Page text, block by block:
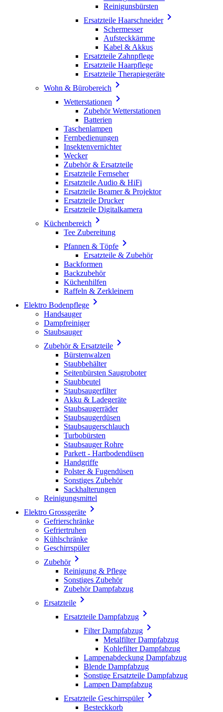
Reinigunsbürsten
Ersatzteile Haarschneider
Schermesser
Aufsteckkämme
Kabel & Akkus
Ersatzteile Zahnpflege
Ersatzteile Haarpflege
Ersatzteile Therapiegeräte
Wohn & Bürobereich 
Wetterstationen 
Zubehör Wetterstationen
Batterien
Taschenlampen
Fernbedienungen
Insektenvernichter
Wecker
Zubehör & Ersatzteile
Ersatzteile Fernseher
Ersatzteile Audio & HiFi
Ersatzteile Beamer & Projektor
Ersatzteile Drucker
Ersatzteile Digitalkamera
Küchenbereich 
Tee Zubereitung
Pfannen & Töpfe 
Ersatzteile & Zubehör
Backformen
Backzubehör
Küchenhilfen
Raffeln & Zerkleinern
Elektro Bodenpflege 
Handsauger
Dampfreiniger
Staubsauger
Zubehör & Ersatzteile 
Bürstenwalzen
Staubbehälter
Seitenbürsten Saugroboter
Staubbeutel
Staubsaugerfilter
Akku & Ladegeräte
Staubsaugerräder
Staubsaugerdüsen
Staubsaugerschlauch
Turbobürsten
Staubsauger Rohre
Parkett - Hartbodendüsen
Handgriffe
Polster & Fugendüsen
Sonstiges Zubehör
Sackhalterungen
Reinigungsmittel
Elektro Grossgeräte 
Gefrierschränke
Gefriertruhen
Kühlschränke
Geschirrspüler
Zubehör
Reinigung & Pflege
Sonstiges Zubehör
Zubehör Dampfabzug
Ersatzteile 
Ersatzteile Dampfabzug 
Filter Dampfabzug 
Metalfilter Dampfabzug
Kohlefilter Dampfabzug
Lampenabdeckung Dampfabzug
Blende Dampfabzug
Sonstige Ersatzteile Dampfabzug
Lampen Dampfabzug
Ersatzteile Geschirrspüler
Besteckkorb